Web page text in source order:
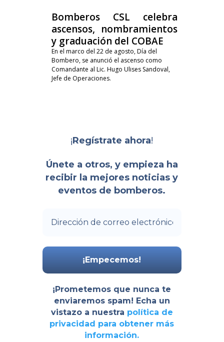
Bomberos CSL celebra
ascensos, nombramientos
y graduación del COBAE
En el marco del 22 de agosto, Día del
Bombero, se anunció el ascenso como
Comandante al Lic. Hugo Ulises Sandoval,
Jefe de Operaciones.
¡Regístrate ahora!
Únete a otros, y empieza ha
recibir la mejores noticias y
eventos de bomberos.
¡Prometemos que nunca te
enviaremos spam! Echa un
vistazo a nuestra política de
privacidad para obtener más
información.